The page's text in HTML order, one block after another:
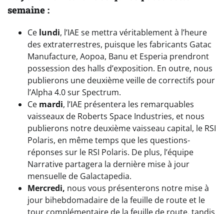
semaine :
Ce lundi, l’IAE se mettra véritablement à l’heure
des extraterrestres, puisque les fabricants Gatac
Manufacture, Aopoa, Banu et Esperia prendront
possession des halls d’exposition. En outre, nous
publierons une deuxième veille de correctifs pour
l’Alpha 4.0 sur Spectrum.
Ce mardi, l’IAE présentera les remarquables
vaisseaux de Roberts Space Industries, et nous
publierons notre deuxième vaisseau capital, le RSI
Polaris, en même temps que les questions-
réponses sur le RSI Polaris. De plus, l’équipe
Narrative partagera la dernière mise à jour
mensuelle de Galactapedia.
Mercredi, nous vous présenterons notre mise à
jour bihebdomadaire de la feuille de route et le